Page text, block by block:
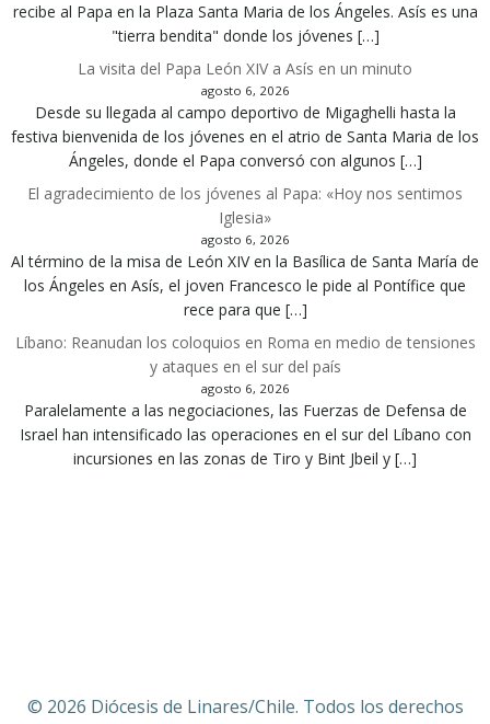
recibe al Papa en la Plaza Santa Maria de los Ángeles. Asís es una
"tierra bendita" donde los jóvenes […]
La visita del Papa León XIV a Asís en un minuto
agosto 6, 2026
Desde su llegada al campo deportivo de Migaghelli hasta la
festiva bienvenida de los jóvenes en el atrio de Santa Maria de los
Ángeles, donde el Papa conversó con algunos […]
El agradecimiento de los jóvenes al Papa: «Hoy nos sentimos
Iglesia»
agosto 6, 2026
Al término de la misa de León XIV en la Basílica de Santa María de
los Ángeles en Asís, el joven Francesco le pide al Pontífice que
rece para que […]
Líbano: Reanudan los coloquios en Roma en medio de tensiones
y ataques en el sur del país
agosto 6, 2026
Paralelamente a las negociaciones, las Fuerzas de Defensa de
Israel han intensificado las operaciones en el sur del Líbano con
incursiones en las zonas de Tiro y Bint Jbeil y […]
© 2026 Diócesis de Linares/Chile. Todos los derechos